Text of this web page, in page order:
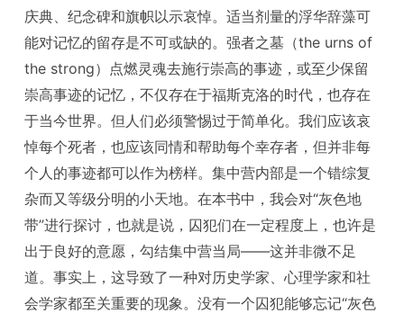
庆典、纪念碑和旗帜以示哀悼。适当剂量的浮华辞藻可
能对记忆的留存是不可或缺的。强者之墓（the urns of
the strong）点燃灵魂去施行崇高的事迹，或至少保留
崇高事迹的记忆，不仅存在于福斯克洛的时代，也存在
于当今世界。但人们必须警惕过于简单化。我们应该哀
悼每个死者，也应该同情和帮助每个幸存者，但并非每
个人的事迹都可以作为榜样。集中营内部是一个错综复
杂而又等级分明的小天地。在本书中，我会对“灰色地
带”进行探讨，也就是说，囚犯们在一定程度上，也许是
出于良好的意愿，勾结集中营当局——这并非微不足
道。事实上，这导致了一种对历史学家、心理学家和社
会学家都至关重要的现象。没有一个囚犯能够忘记“灰色